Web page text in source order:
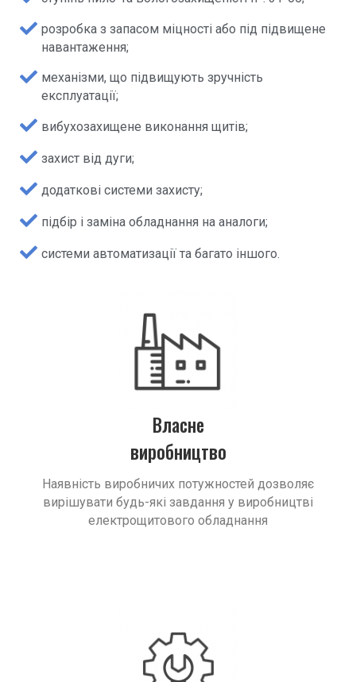
розробка з запасом міцності або під підвищене
навантаження;
механізми, що підвищують зручність
експлуатації;
вибухозахищене виконання щитів;
захист від дуги;
додаткові системи захисту;
підбір і заміна обладнання на аналоги;
системи автоматизації та багато іншого.
Власне
виробництво
Наявність виробничих потужностей дозволяє
вирішувати будь-які завдання у виробництві
електрощитового обладнання